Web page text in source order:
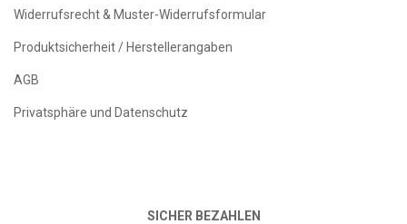
Widerrufsrecht & Muster-Widerrufsformular
Produktsicherheit / Herstellerangaben
AGB
Privatsphäre und Datenschutz
SICHER BEZAHLEN